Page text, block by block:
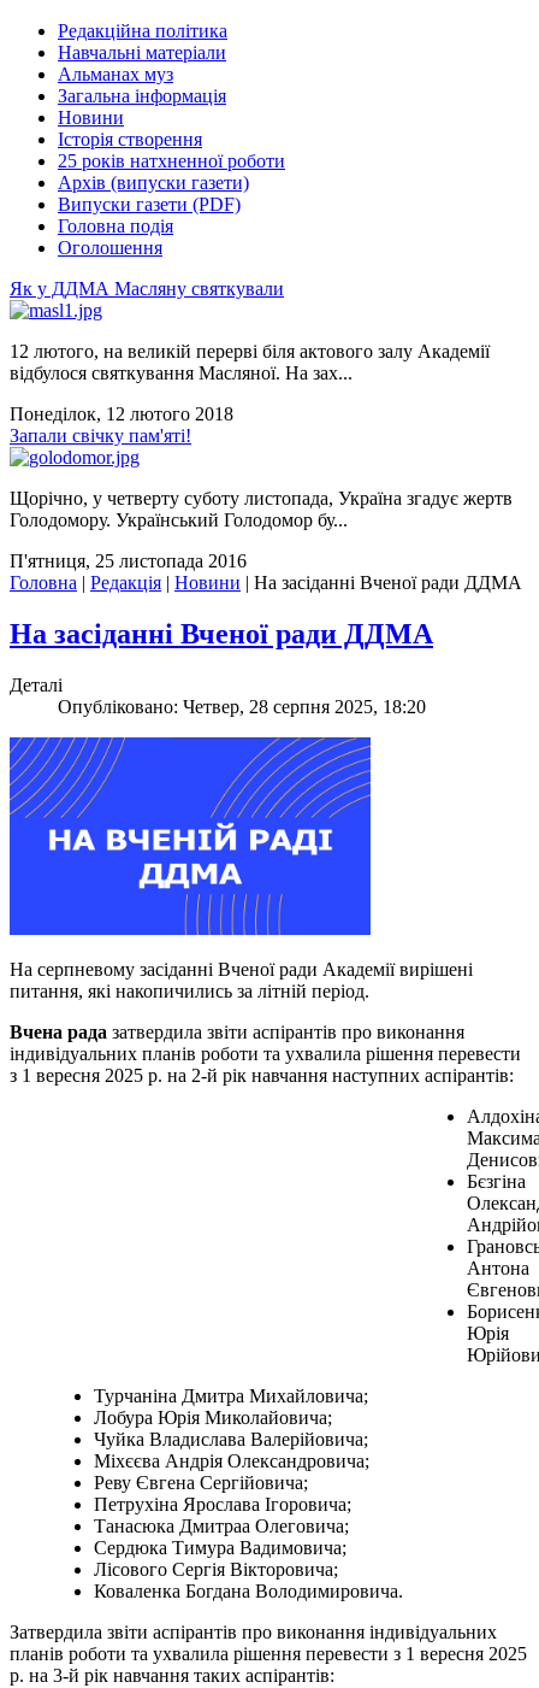
Редакційна політика
Навчальні матеріали
Альманах муз
Загальна інформація
Новини
Історія створення
25 років натхненної роботи
Архів (випуски газети)
Випуски газети (PDF)
Головна подія
Оголошення
Як у ДДМА Масляну святкували
12 лютого, на великій перерві біля актового залу Академії
відбулося святкування Масляної. На зах...
Понеділок, 12 лютого 2018
Запали свічку пам'яті!
Щорічно, у четверту суботу листопада, Україна згадує жертв
Голодомору. Український Голодомор бу...
П'ятниця, 25 листопада 2016
Головна | Редакція | Новини | На засіданні Вченої ради ДДМА
На засіданні Вченої ради ДДМА
Деталі
Опубліковано: Четвер, 28 серпня 2025, 18:20
На серпневому засіданні Вченої ради Академії вирішені
питання, які накопичились за літній період.
Вчена рада затвердила звіти аспірантів про виконання
індивідуальних планів роботи та ухвалила рішення перевести
з 1 вересня 2025 р. на 2-й рік навчання наступних аспірантів:
Бєзгіна
Антона
Юрія
Турчаніна Дмитра Михайловича;
Лобура Юрія Миколайовича;
Чуйка Владислава Валерійовича;
Міхєєва Андрія Олександровича;
Реву Євгена Сергійовича;
Петрухіна Ярослава Ігоровича;
Танасюка Дмитраа Олеговича;
Сердюка Тимура Вадимовича;
Лісового Сергія Вікторовича;
Коваленка Богдана Володимировича.
Затвердила звіти аспірантів про виконання індивідуальних
планів роботи та ухвалила рішення перевести з 1 вересня 2025
р. на 3-й рік навчання таких аспірантів: